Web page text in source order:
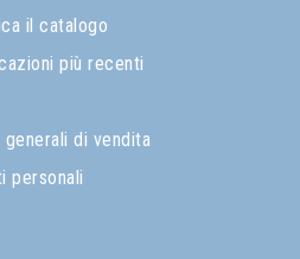
il catalogo
più recenti
generali di vendita
personali